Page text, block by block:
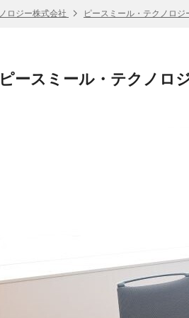
ロジー株式会社 ピースミール・テクノロジ
ピースミール・テクノロ